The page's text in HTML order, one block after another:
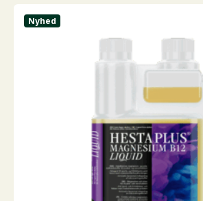
Nyhed